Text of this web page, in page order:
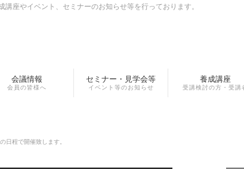
座やイベント、セミナーのお知らせ等を行っております。
会議情報
会員の皆様へ
セミナー・見学会等
イベント等のお知らせ
養成講座
受講検討の方・受講
程で開催致します。